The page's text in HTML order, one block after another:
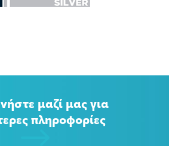
μαζί μας για
πληροφορίες